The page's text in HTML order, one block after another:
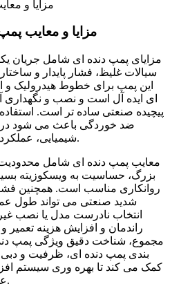
مزایا و
مزایا و معایب
مزایای پمپ دنده ای شامل جریان
سیالات غلیظ، فشار پایدار و
این پمپ برای خطوط هیدرولیک و
ای ایده آل است و نصب و
پیچیده صنعتی ساده تر است.
ضد خوردگی باعث می شود
شیمیایی، عملکرد پمپ بهینه باقی بماند.
معایب پمپ دنده ای شامل
بزرگ، حساسیت به ویسکوزیته بسیار
روانکاری مناسب است. همچنین فشار
شدید صنعتی می تواند طول
انتخاب نادرست مدل یا نصب
راندمان و افزایش هزینه تعمیر
مجموع، شناخت دقیق ویژگی پمپ
بندی پمپ دنده ای، ظرفیت و
کمک می کند تا بهره وری سیستم
عملیاتی کاهش پیدا کند.